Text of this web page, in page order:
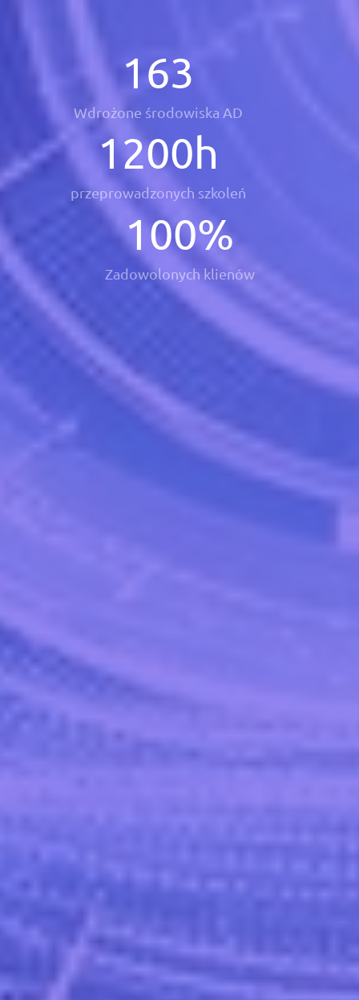
163
Wdrożone środowiska AD
1200h
przeprowadzonych szkoleń
100%
Zadowolonych klienów